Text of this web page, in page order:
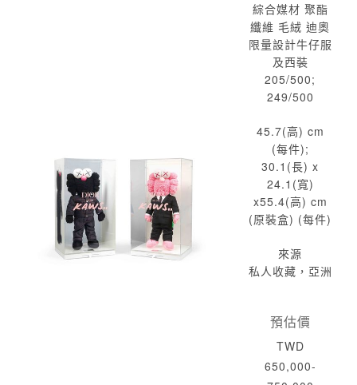
綜合媒材 聚酯
纖維 毛絨 迪奧
限量設計牛仔服
及西裝
205/500;
249/500
45.7(高) cm
(每件);
30.1(長) x
24.1(寬)
x55.4(高) cm
(原裝盒) (每件)
來源
私人收藏，亞洲
預估價
TWD
650,000-